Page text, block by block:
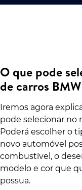
O que pode
de carros
Iremos agora
pode selecionar no
Poderá escolher o
novo automóvel
combustível, o
modelo e cor que
possua.